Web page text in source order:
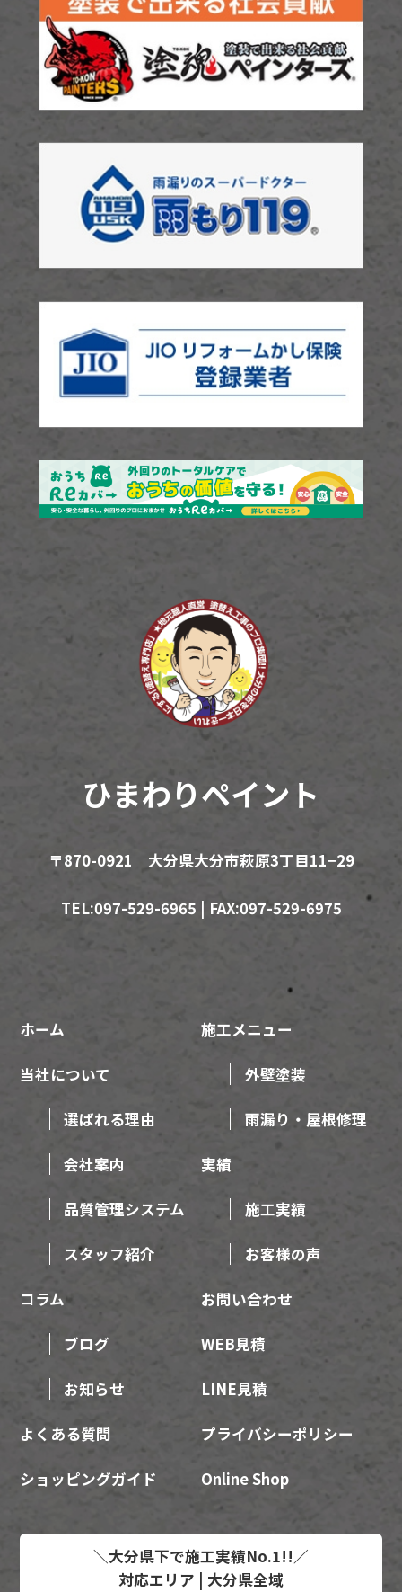
ひまわりペイント
〒870-0921 大分県大分市萩原3丁目11−29
TEL:097-529-6965 | FAX:097-529-6975
ホーム
当社について
選ばれる理由
会社案内
品質管理システム
スタッフ紹介
施工メニュー
外壁塗装
雨漏り・屋根修理
実績
施工実績
お客様の声
コラム
ブログ
お知らせ
よくある質問
お問い合わせ
WEB見積
LINE見積
プライバシーポリシー
Online Shop
ショッピングガイド
＼大分県下で施工実績No.1!!／
対応エリア | 大分県全域